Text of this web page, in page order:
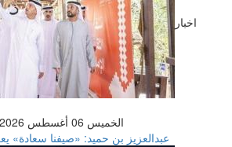
اخبار
الخميس 06 أغسطس 2026 02:14 صباحاً
عبدالعزيز بن حميد: «صيفنا سعادة»